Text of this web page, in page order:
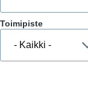
Toimipiste